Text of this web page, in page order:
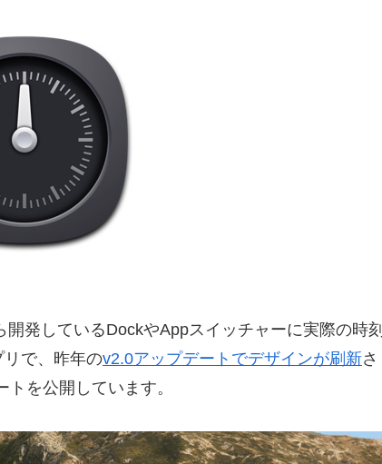
発しているDockやAppスイッチャーに実際の時刻
で、昨年のv2.0アップデートでデザインが刷新さ
を公開しています。